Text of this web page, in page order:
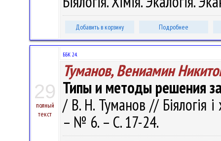
Добавить в корзину Подробнее
29
полный
текст
ББК 24.
Туманов, Вениамин
Типы и методы решения
/ В. Н. Туманов // Біялогія
– № 6. – С. 17-24.